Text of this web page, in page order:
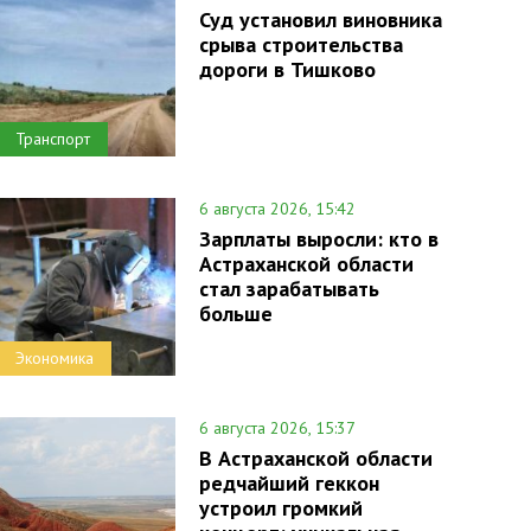
Транспорт
Суд установил виновника
срыва строительства
дороги в Тишково
Экономика
6 августа 2026, 15:42
Зарплаты выросли: кто в
Астраханской области
стал зарабатывать
больше
6 августа 2026, 15:37
В Астраханской области
редчайший геккон
устроил громкий